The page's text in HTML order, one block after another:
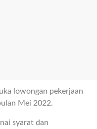
lowongan pekerjaan
Mei 2022.
syarat dan